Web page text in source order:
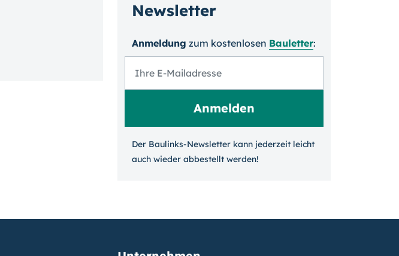
Newsletter
Anmeldung zum kosten­losen Bauletter:
Der Baulinks-Newsletter kann jeder­zeit leicht
auch wieder ab­bestellt werden!